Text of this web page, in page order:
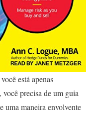
está apenas
precisa de um guia
uma maneira envolvente